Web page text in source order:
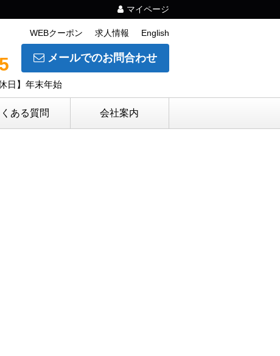
マイページ
WEBクーポン 求人情報 English
メールでのお問合わせ
日】年末年始
ある質問 会社案内